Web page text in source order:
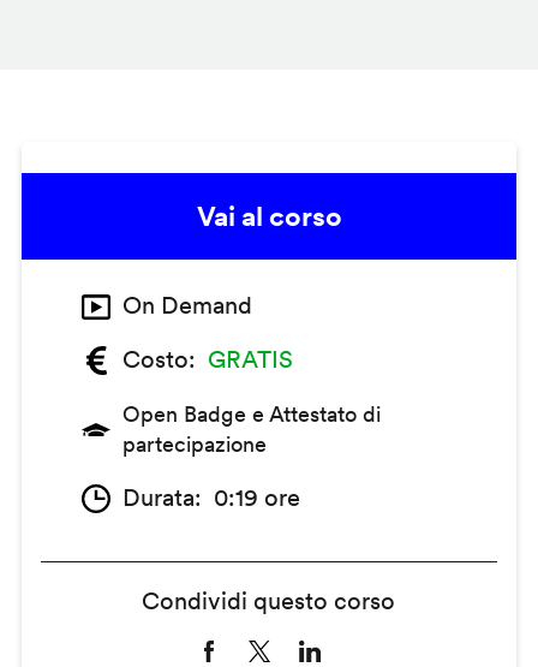
Vai al corso
On Demand
Costo
GRATIS
Open Badge e Attestato di
partecipazione
Durata 0:19 ore
Condividi questo corso